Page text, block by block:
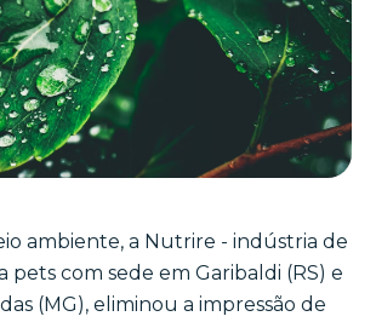
ambiente, a Nutrire - indústria de
pets com sede em Garibaldi (RS) e
(MG), eliminou a impressão de